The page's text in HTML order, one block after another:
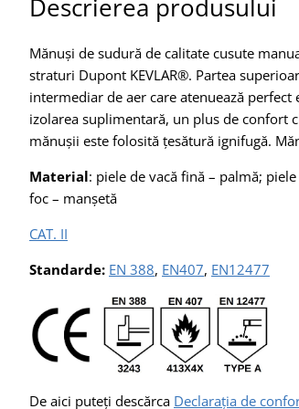
Descrierea produsului
Mănuși de sudură de calitate cusute
straturi Dupont KEVLAR®. Partea
intermediar de aer care atenuează
izolarea suplimentară, un plus de confort
mănușii este folosită țesătură ignifugă.
Material: piele de vacă fină – palmă;
foc – manșetă
CAT. II
Standarde: EN 388, EN407, EN12477
De aici puteți descărca Declarația de